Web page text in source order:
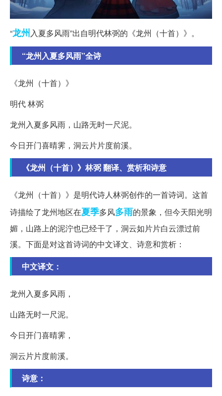
“龙州入夏多风雨”出自明代林弼的《龙州（十首）》。
“龙州入夏多风雨”全诗
《龙州（十首）》
明代 林弼
龙州入夏多风雨，山路无时一尺泥。
今日开门喜晴霁，洞云片片度前溪。
《龙州（十首）》林弼 翻译、赏析和诗意
《龙州（十首）》是明代诗人林弼创作的一首诗词。这首
诗描绘了龙州地区在夏季多风多雨的景象，但今天阳光明
媚，山路上的泥泞也已经干了，洞云如片片白云漂过前
溪。下面是对这首诗词的中文译文、诗意和赏析：
中文译文：
龙州入夏多风雨，
山路无时一尺泥。
今日开门喜晴霁，
洞云片片度前溪。
诗意：